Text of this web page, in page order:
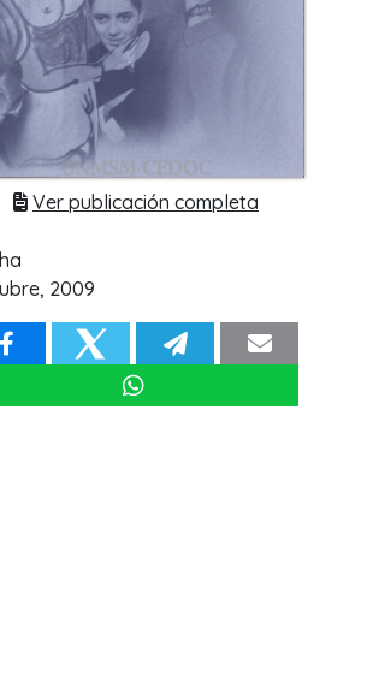
Ver publicación completa
2009